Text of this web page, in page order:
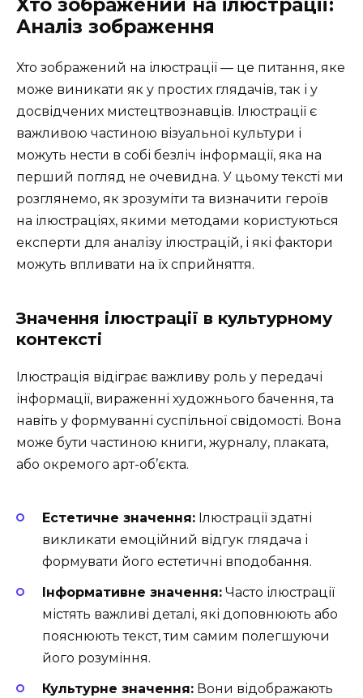
Хто зображений на ілюстрації:
Аналіз зображення
Хто зображений на ілюстрації — це питання, яке
може виникати як у простих глядачів, так і у
досвідчених мистецтвознавців. Ілюстрації є
важливою частиною візуальної культури і
можуть нести в собі безліч інформації, яка на
перший погляд не очевидна. У цьому тексті ми
розглянемо, як зрозуміти та визначити героїв
на ілюстраціях, якими методами користуються
експерти для аналізу ілюстрацій, і які фактори
можуть впливати на їх сприйняття.
Значення ілюстрації в культурному
контексті
Ілюстрація відіграє важливу роль у передачі
інформації, вираженні художнього бачення, та
навіть у формуванні суспільної свідомості. Вона
може бути частиною книги, журналу, плаката,
або окремого арт-об’єкта.
Естетичне значення: Ілюстрації здатні
викликати емоційний відгук глядача і
формувати його естетичні вподобання.
Інформативне значення: Часто ілюстрації
містять важливі деталі, які доповнюють або
пояснюють текст, тим самим полегшуючи
його розуміння.
Культурне значення: Вони відображають